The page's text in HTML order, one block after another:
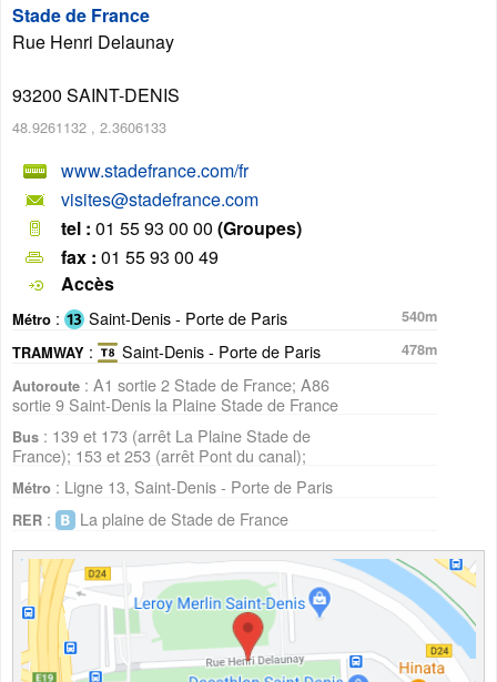
Stade de France
Rue Henri Delaunay
93200 SAINT-DENIS
48.9261132 , 2.3606133
www.stadefrance.com/fr
visites@stadefrance.com
tel : 01 55 93 00 00 (Groupes)
fax : 01 55 93 00 49
Accès
Métro : Saint-Denis - Porte de Paris
540m
TRAMWAY : Saint-Denis - Porte de Paris
478m
Autoroute : A1 sortie 2 Stade de France; A86
sortie 9 Saint-Denis la Plaine Stade de France
Bus : 139 et 173 (arrêt La Plaine Stade de
France); 153 et 253 (arrêt Pont du canal);
Métro : Ligne 13, Saint-Denis - Porte de Paris
RER : La plaine de Stade de France